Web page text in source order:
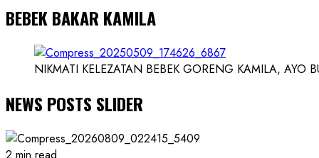
BEBEK BAKAR KAMILA
NIKMATI KELEZATAN BEBEK GORENG KAMILA, AYO
NEWS POSTS SLIDER